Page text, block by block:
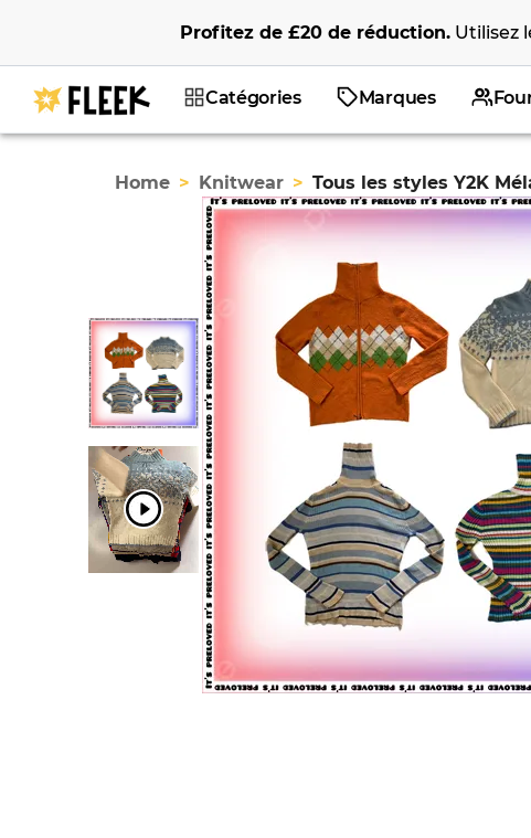
Profitez de £20de réduction. Utilisez
Catégories Marques
Home > Knitwear > Tous les styles Y2K